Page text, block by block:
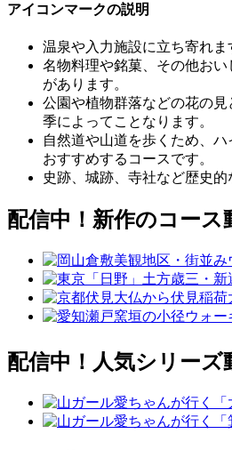
アイコンマークの説明
温泉や入力施設に立ち寄れま
名物料理や銘菓、その他お
があります。
公園や植物群落などの花の
季によってことなります。
自然道や山道を歩くため、
おすすめするコースです。
史跡、城跡、寺社など歴史的
配信中！新作のコース
配信中！人気シリーズ